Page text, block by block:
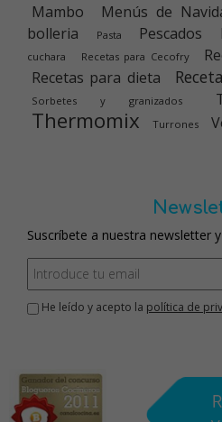
Mambo Menús de
bolleria
Pasta Pescados
cuchara
Recetas para Cecofry
Recetas para dieta
Sorbetes y granizados
Thermomix Turrones
Suscríbete a nuestra newsletter
He leído y acepto la política de